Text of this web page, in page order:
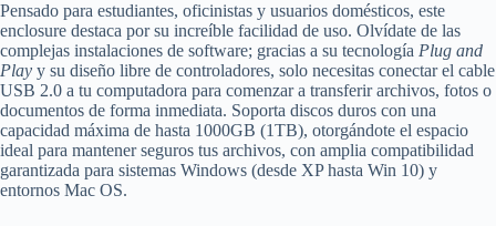
Pensado para estudiantes, oficinistas y usuarios domésticos, este
enclosure destaca por su increíble facilidad de uso. Olvídate de las
complejas instalaciones de software; gracias a su tecnología Plug and
Play y su diseño libre de controladores, solo necesitas conectar el cable
USB 2.0 a tu computadora para comenzar a transferir archivos, fotos o
documentos de forma inmediata. Soporta discos duros con una
capacidad máxima de hasta 1000GB (1TB), otorgándote el espacio
ideal para mantener seguros tus archivos, con amplia compatibilidad
garantizada para sistemas Windows (desde XP hasta Win 10) y
entornos Mac OS.